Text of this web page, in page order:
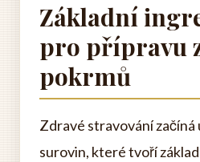
Základní
pro přípravu
pokrmů
Zdravé stravování
surovin, které tvoří